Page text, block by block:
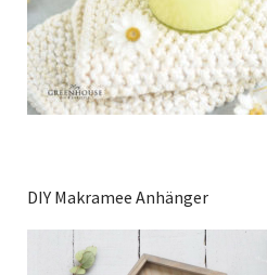
DIY Makramee Anhänger